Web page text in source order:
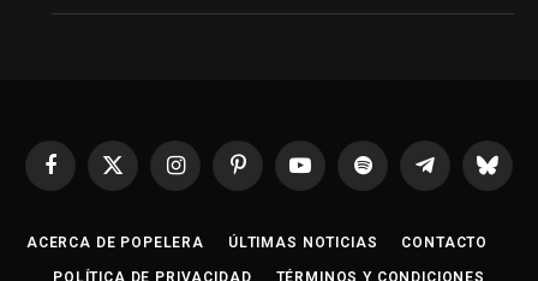
Facebook
X
InstagramPinterestYouTubeSpotify Telegrama
ACERCA DE POPELERA ÚLTIMAS NOTICIAS CONTACTO